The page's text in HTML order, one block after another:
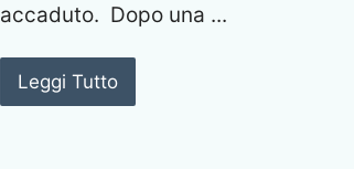
accaduto. Dopo una ...
Leggi Tutto